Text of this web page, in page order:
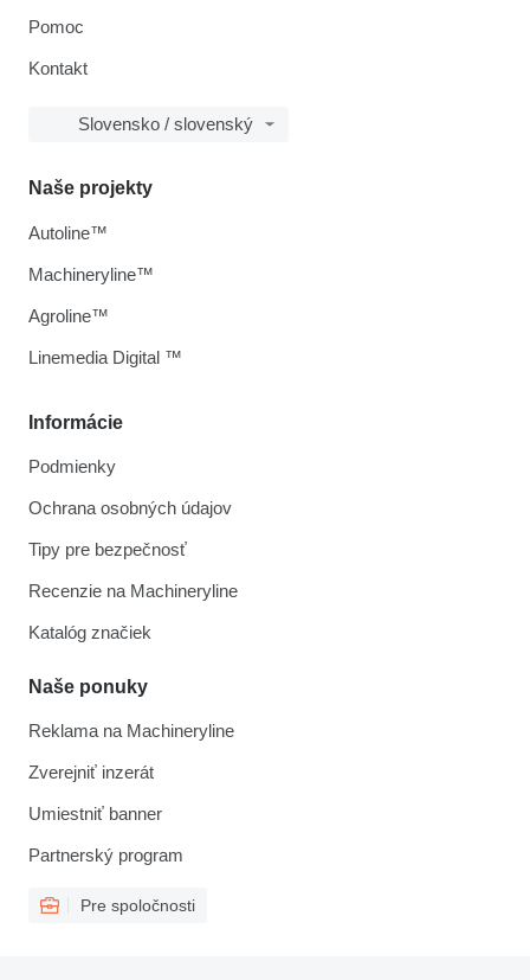
Pomoc
Kontakt
Slovensko / slovenský
Informácie
Podmienky
Ochrana osobných údajov
Tipy pre bezpečnosť
Recenzie na Machineryline
Katalóg značiek
Naše ponuky
Reklama na Machineryline
Zverejniť inzerát
Umiestniť banner
Partnerský program
Pre spoločnosti
Naše projekty
Autoline™
Machineryline™
Agroline™
Linemedia Digital ™